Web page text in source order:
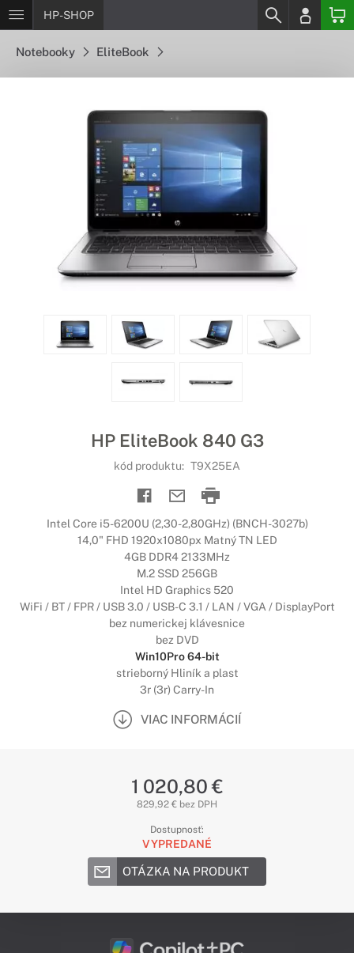
HP-SHOP
Notebooky EliteBook
HP EliteBook 840 G3
kód produktu: T9X25EA
Intel Core i5-6200U (2,30-2,80GHz) (BNCH-3027b)
14,0" FHD 1920x1080px Matný TN LED
4GB DDR4 2133MHz
M.2 SSD 256GB
Intel HD Graphics 520
WiFi / BT / FPR / USB 3.0 / USB-C 3.1 / LAN / VGA / DisplayPort
bez numerickej klávesnice
bez DVD
Win10Pro 64-bit
strieborný Hliník a plast
3r (3r) Carry-In
VIAC INFORMÁCIÍ
1 020,80 €
829,92 € bez DPH
Dostupnosť:
VYPREDANÉ
OTÁZKA NA PRODUKT